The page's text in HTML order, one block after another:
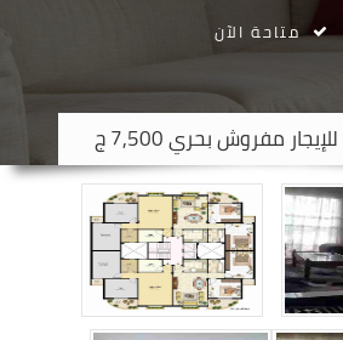
للإيجار مفروش بحري 7,500 ج
متاحة الآن